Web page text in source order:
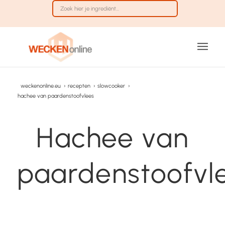
weckenonline.eu › recepten › slowcooker ›
hachee van paardenstoofvlees
Hachee van